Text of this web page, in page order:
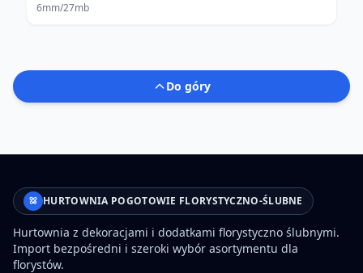
6mm/27mb
Do góry
HURTOWNIA POGOTOWIE FLORYSTYCZNO-ŚLUBNE
Hurtownia z dekoracjami i dodatkami florystyczno ślubnymi.
Import bezpośredni i szeroki wybór asortymentu dla
florystów.